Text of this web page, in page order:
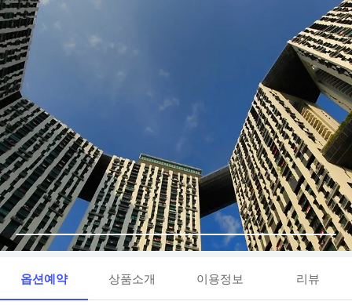
옵션예약 상품소개 이용정보 리뷰